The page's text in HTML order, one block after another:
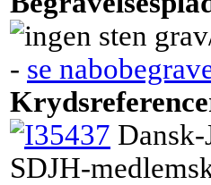
- se
SDJH-